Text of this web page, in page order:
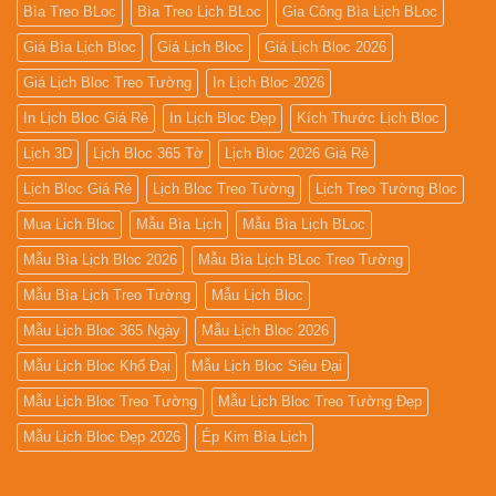
Bìa Treo BLoc Bìa Treo Lịch BLoc Gia Công Bìa Lịch BLoc
Giá Bìa Lịch Bloc Giá Lịch Bloc Giá Lịch Bloc 2026
Giá Lịch Bloc Treo Tường In Lịch Bloc 2026
In Lịch Bloc Giá Rẻ In Lịch Bloc Đẹp Kích Thước Lịch Bloc
Lịch 3D Lịch Bloc 365 Tờ Lịch Bloc 2026 Giá Rẻ
Lịch Bloc Giá Rẻ Lịch Bloc Treo Tường Lịch Treo Tường Bloc
Mua Lich Bloc Mẫu Bìa Lịch Mẫu Bìa Lịch BLoc
Mẫu Bìa Lịch Bloc 2026 Mẫu Bìa Lịch BLoc Treo Tường
Mẫu Bìa Lịch Treo Tường Mẫu Lịch Bloc
Mẫu Lịch Bloc 365 Ngày Mẫu Lịch Bloc 2026
Mẫu Lịch Bloc Khổ Đại Mẫu Lịch Bloc Siêu Đại
Mẫu Lịch Bloc Treo Tường Mẫu Lịch Bloc Treo Tường Đẹp
Mẫu Lịch Bloc Đẹp 2026 Ép Kim Bìa Lịch